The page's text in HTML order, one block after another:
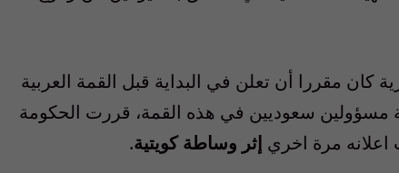
كان مقررا أن تعلن في البداية قبل القمة العربية
مسؤولين سعوديين في هذه القمة، قررت الحكومة
إثر وساطة كويتية.